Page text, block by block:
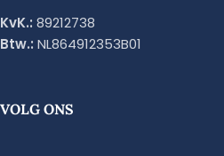
KvK.: 89212738
Btw.: NL864912353B01
VOLG ONS